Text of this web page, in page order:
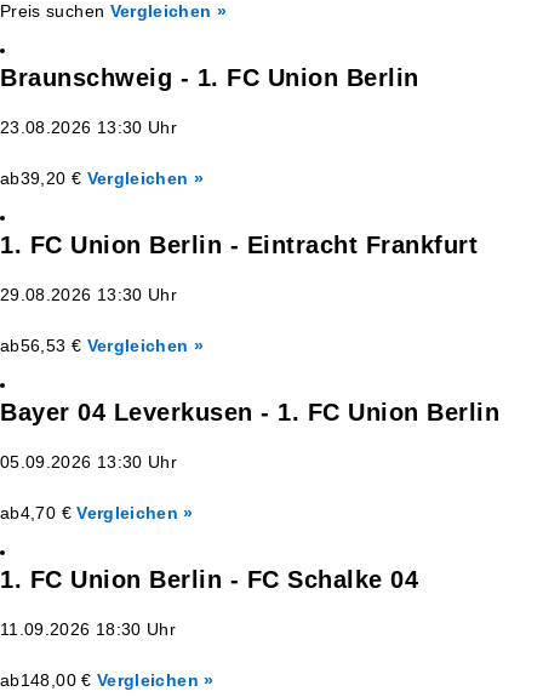
Preis suchen Vergleichen »
Braunschweig - 1. FC Union Berlin
23.08.2026 13:30 Uhr
ab39,20 € Vergleichen »
1. FC Union Berlin - Eintracht Frankfurt
29.08.2026 13:30 Uhr
ab56,53 € Vergleichen »
Bayer 04 Leverkusen - 1. FC Union Berlin
05.09.2026 13:30 Uhr
ab4,70 €Vergleichen »
1. FC Union Berlin - FC Schalke 04
11.09.2026 18:30 Uhr
ab148,00 € Vergleichen »